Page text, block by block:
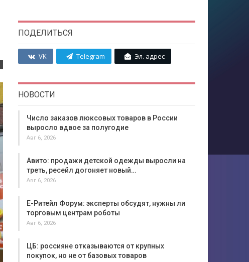
ПОДЕЛИТЬСЯ
VK Telegram Эл. адрес
НОВОСТИ
Число заказов люксовых товаров в России
выросло вдвое за полугодие
Авг 6, 2026
Авито: продажи детской одежды выросли на
треть, ресейл догоняет новый…
Авг 6, 2026
Е-Ритейл Форум: эксперты обсудят, нужны ли
торговым центрам роботы
Авг 6, 2026
ЦБ: россияне отказываются от крупных
покупок, но не от базовых товаров